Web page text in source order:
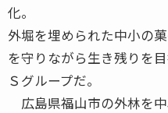
化。
外堀を埋められた中小の
を守りながら生き残りを
Ｓグループだ。
広島県福山市の外林を